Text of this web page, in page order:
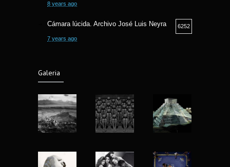
8 years ago
Cámara lúcida. Archivo José Luis Neyra
6252
7 years ago
6 years ago
Fotografía Callejera bajo la óptica Fermin
Guzman
8 years ago
Fotografia y Arqueologia exposicion en
7 years ago
Galeria